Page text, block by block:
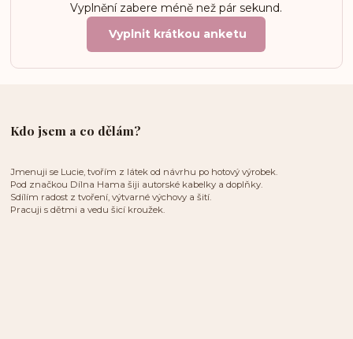
Vyplnění zabere méně než pár sekund.
Vyplnit krátkou anketu
Kdo jsem a co dělám?
Jmenuji se Lucie, tvořím z látek od návrhu po hotový výrobek.
Pod značkou Dílna Hama šiji autorské kabelky a doplňky.
Sdílím radost z tvoření, výtvarné výchovy a šití.
Pracuji s dětmi a vedu šicí kroužek.